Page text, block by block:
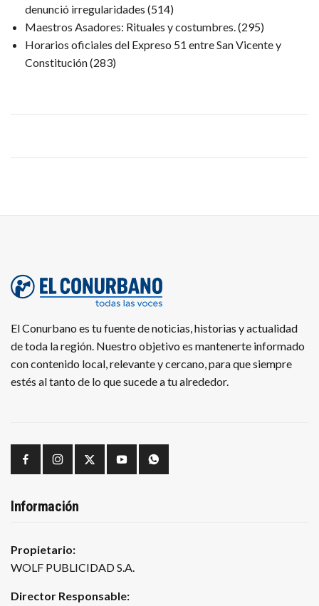
denunció irregularidades (514)
Maestros Asadores: Rituales y costumbres.(295)
Horarios oficiales del Expreso 51 entre San Vicente y
Constitución(283)
El Conurbano es tu fuente de noticias, historias y actualidad
de toda la región. Nuestro objetivo es mantenerte informado
con contenido local, relevante y cercano, para que siempre
estés al tanto de lo que sucede a tu alrededor.
Información
Propietario:
WOLF PUBLICIDAD S.A.
Director Responsable: